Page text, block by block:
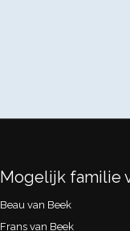
Mogelijk familie
Beau van Beek
Frans van Beek